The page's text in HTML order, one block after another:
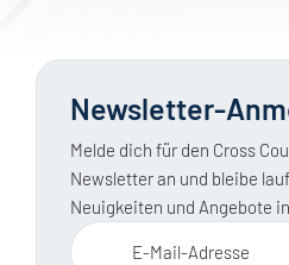
Newsletter-
Melde dich für den Cross
Newsletter an und bleibe
Neuigkeiten und Angebote
E-Mail-Adresse